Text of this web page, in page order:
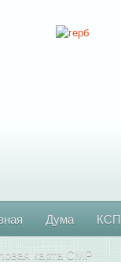
Дума КСП
карта СМР